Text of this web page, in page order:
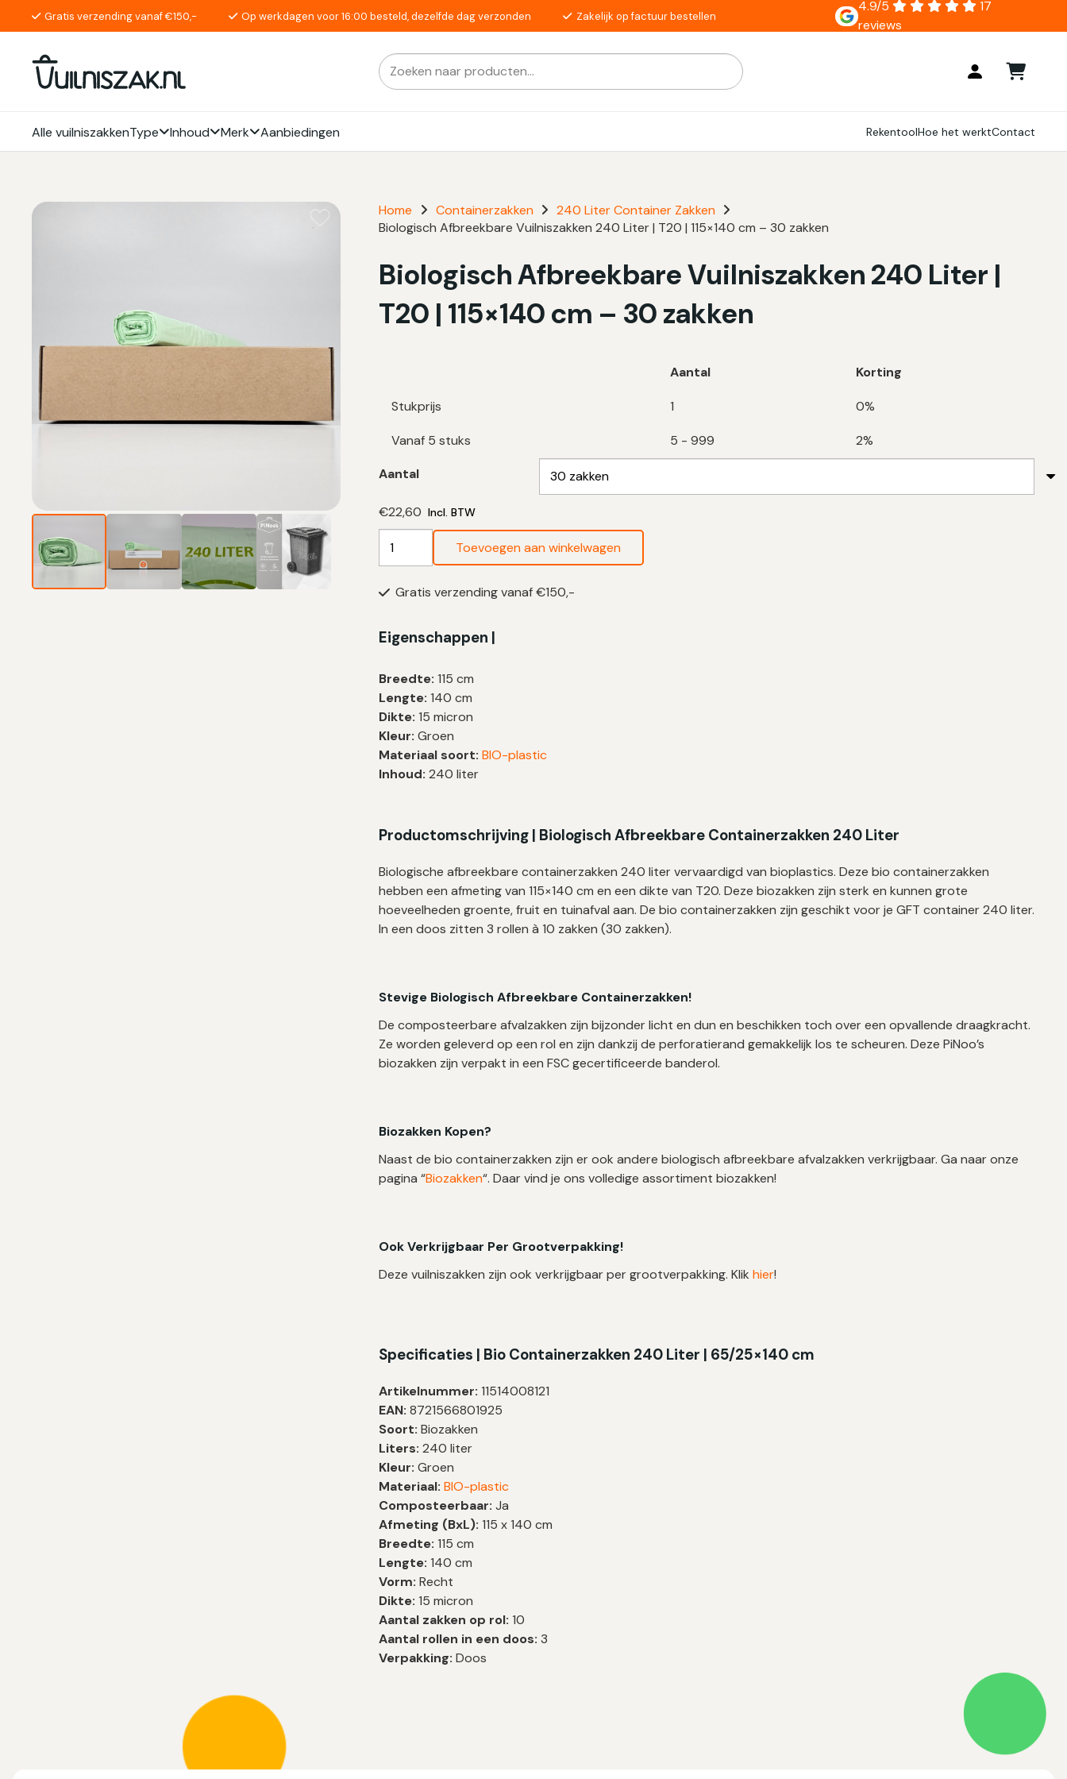
Gratis verzending vanaf €150,- Op werkdagen voor 16:00 besteld, dezelfde dag verzonden Zakelijk op factuur bestellen
4.9/5
17
reviews
Zoeken
naar:
Als de resultaten voor automatisch aanvullen beschikbaar zijn, gebruik de pijlen om omhoog en omlaag te gaan
Alle vuilniszakkenType Inhoud Merk Aanbiedingen RekentoolHoe het werktContact
Home Containerzakken
240 Liter Container Zakken
Biologisch Afbreekbare Vuilniszakken 240 Liter | T20 | 115×140 cm – 30 zakken
Biologisch Afbreekbare Vuilniszakken 240 Liter |
T20 | 115×140 cm – 30 zakken
Aantal Korting
Stukprijs 1 0%
Vanaf 5 stuks 5 - 999
2%
Aantal
€22,60 Incl. BTW
Biologisch
Afbreekbare
240
|
|
115×140
cm
–
30
zakken
Toevoegen aan winkelwagen
Gratis verzending vanaf €150,-
Eigenschappen |
Breedte: 115 cm
Lengte: 140 cm
Dikte: 15 micron
Kleur: Groen
Materiaal soort: BIO-plastic
Inhoud: 240 liter
Productomschrijving | Biologisch Afbreekbare Containerzakken 240 Liter
Biologische afbreekbare containerzakken 240 liter vervaardigd van bioplastics. Deze bio containerzakken
hebben een afmeting van 115×140 cm en een dikte van T20. Deze biozakken zijn sterk en kunnen grote
hoeveelheden groente, fruit en tuinafval aan. De bio containerzakken zijn geschikt voor je GFT container 240 liter.
In een doos zitten 3 rollen à 10 zakken (30 zakken).
Stevige Biologisch Afbreekbare Containerzakken!
De composteerbare afvalzakken zijn bijzonder licht en dun en beschikken toch over een opvallende draagkracht.
Ze worden geleverd op een rol en zijn dankzij de perforatierand gemakkelijk los te scheuren. Deze PiNoo’s
biozakken zijn verpakt in een FSC gecertificeerde banderol.
Biozakken Kopen?
Naast de bio containerzakken zijn er ook andere biologisch afbreekbare afvalzakken verkrijgbaar. Ga naar onze
pagina “Biozakken“. Daar vind je ons volledige assortiment biozakken!
Ook Verkrijgbaar Per Grootverpakking!
Deze vuilniszakken zijn ook verkrijgbaar per grootverpakking. Klikhier!
Specificaties | Bio Containerzakken 240 Liter | 65/25×140 cm
Artikelnummer:11514008121
EAN: 8721566801925
Soort: Biozakken
Liters: 240 liter
Kleur: Groen
Materiaal: BIO-plastic
Composteerbaar:Ja
Afmeting (BxL):115 x 140 cm
Breedte: 115 cm
Lengte: 140 cm
Vorm: Recht
Dikte: 15 micron
Aantal zakken op rol: 10
Aantal rollen in een doos:3
Verpakking: Doos